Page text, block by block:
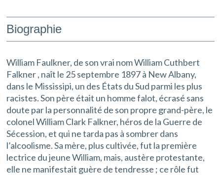
Biographie
William Faulkner, de son vrai nom William Cuthbert
Falkner , naît le 25 septembre 1897 à New Albany,
dans le Mississipi, un des États du Sud parmi les plus
racistes. Son père était un homme falot, écrasé sans
doute par la personnalité de son propre grand-père, le
colonel William Clark Falkner, héros de la Guerre de
Sécession, et qui ne tarda pas à sombrer dans
l’alcoolisme. Sa mère, plus cultivée, fut la première
lectrice du jeune William, mais, austère protestante,
elle ne manifestait guère de tendresse ; ce rôle fut